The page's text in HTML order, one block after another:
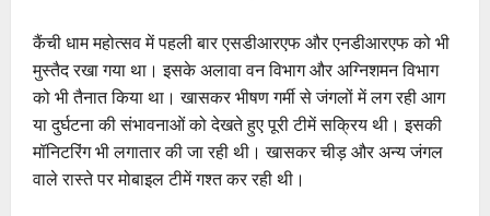
कैंची धाम महोत्सव में पहली बार एसडीआरएफ और एनडीआरएफ को भी
मुस्तैद रखा गया था। इसके अलावा वन विभाग और अग्निशमन विभाग
को भी तैनात किया था। खासकर भीषण गर्मी से जंगलों में लग रही आग
या दुर्घटना की संभावनाओं को देखते हुए पूरी टीमें सक्रिय थी। इसकी
मॉनिटरिंग भी लगातार की जा रही थी। खासकर चीड़ और अन्य जंगल
वाले रास्ते पर मोबाइल टीमें गश्त कर रही थी।